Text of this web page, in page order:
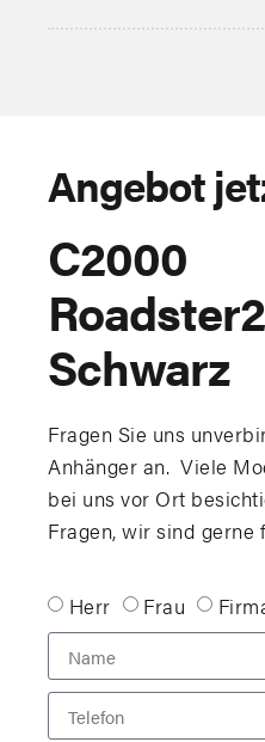
Angebot
C2000
Schwarz
Fragen Sie uns
Anhänger an. Viele
bei uns vor Ort
Fragen, wir sind gerne
Herr Frau